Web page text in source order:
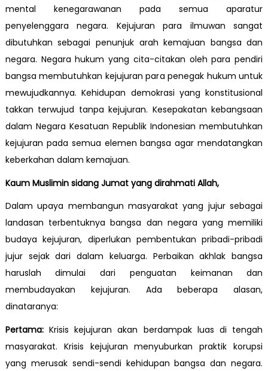
mental kenegarawanan pada semua aparatur
penyelenggara negara. Kejujuran para ilmuwan sangat
dibutuhkan sebagai penunjuk arah kemajuan bangsa dan
negara. Negara hukum yang cita-citakan oleh para pendiri
bangsa membutuhkan kejujuran para penegak hukum untuk
mewujudkannya. Kehidupan demokrasi yang konstitusional
takkan terwujud tanpa kejujuran. Kesepakatan kebangsaan
dalam Negara Kesatuan Republik Indonesian membutuhkan
kejujuran pada semua elemen bangsa agar mendatangkan
keberkahan dalam kemajuan.
Kaum Muslimin sidang Jumat yang dirahmati Allah,
Dalam upaya membangun masyarakat yang jujur sebagai
landasan terbentuknya bangsa dan negara yang memiliki
budaya kejujuran, diperlukan pembentukan pribadi-pribadi
jujur sejak dari dalam keluarga. Perbaikan akhlak bangsa
haruslah dimulai dari penguatan keimanan dan
membudayakan kejujuran. Ada beberapa alasan,
dinataranya:
Pertama:Krisis kejujuran akan berdampak luas di tengah
masyarakat. Krisis kejujuran menyuburkan praktik korupsi
yang merusak sendi-sendi kehidupan bangsa dan negara.